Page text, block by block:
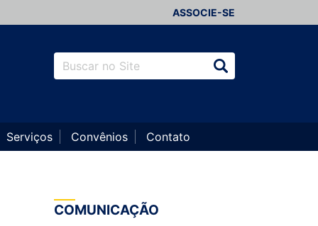
ASSOCIE-SE
Serviços Convênios Contato
COMUNICAÇÃO